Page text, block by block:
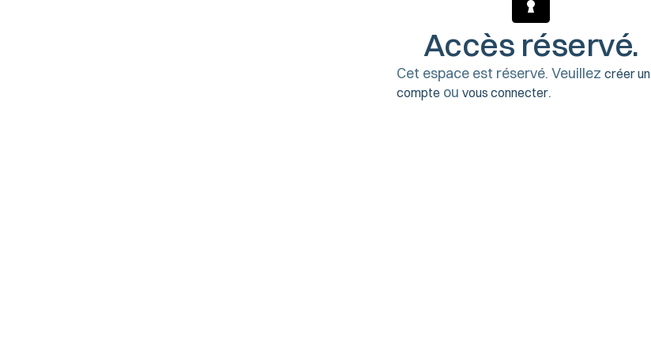
Accès réservé.
Cet espace est réservé. Veuillez créer un
compte ou vous connecter.